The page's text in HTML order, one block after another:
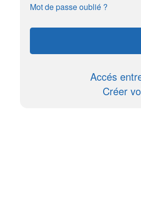
Mot de passe oublié ?
Accés
Créer